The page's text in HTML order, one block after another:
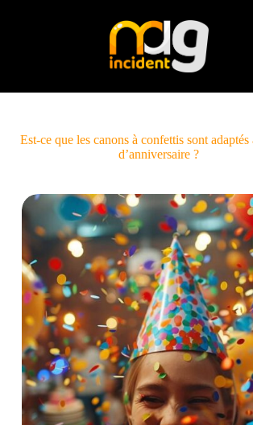
Est-ce que les canons à confettis sont adaptés
d’anniversaire ?